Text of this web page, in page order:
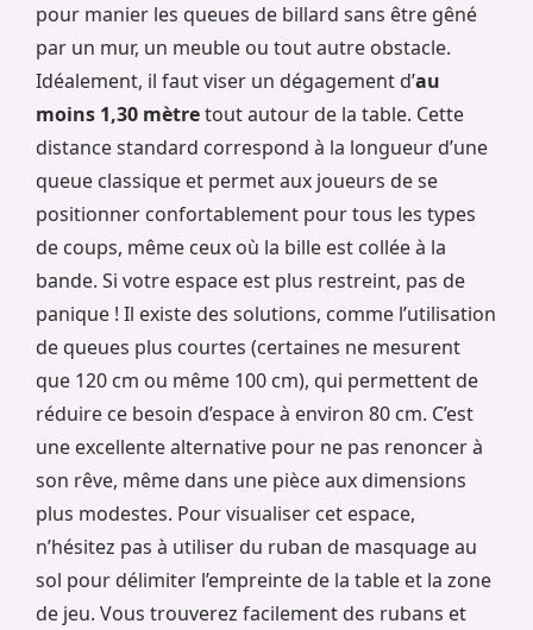
pour manier les queues de billard sans être gêné
par un mur, un meuble ou tout autre obstacle.
Idéalement, il faut viser un dégagement d’au
moins 1,30 mètretout autour de la table. Cette
distance standard correspond à la longueur d’une
queue classique et permet aux joueurs de se
positionner confortablement pour tous les types
de coups, même ceux où la bille est collée à la
bande. Si votre espace est plus restreint, pas de
panique ! Il existe des solutions, comme l’utilisation
de queues plus courtes (certaines ne mesurent
que 120 cm ou même 100 cm), qui permettent de
réduire ce besoin d’espace à environ 80 cm. C’est
une excellente alternative pour ne pas renoncer à
son rêve, même dans une pièce aux dimensions
plus modestes. Pour visualiser cet espace,
n’hésitez pas à utiliser du ruban de masquage au
sol pour délimiter l’empreinte de la table et la zone
de jeu. Vous trouverez facilement des rubans et